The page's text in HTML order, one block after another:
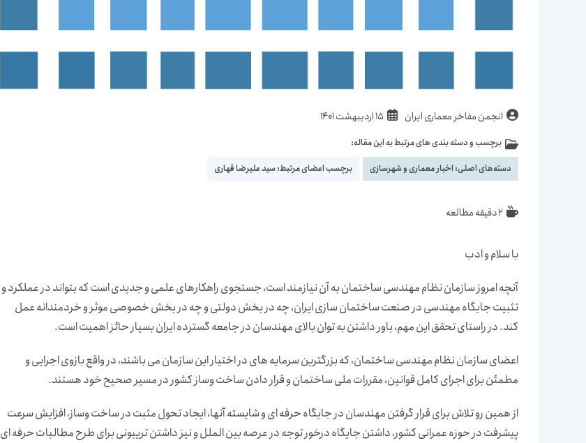
نویسندهٔانجمن مفاخر معماری ایران نوشته
شده
است:
15 اردیبهشت 1401
دسته‌
نوشته:
برچسب و دسته بندی های مرتبط به این مقاله:
دسته‌های اصلی: اخبار معماری و شهرسازی برچسب اعضای مرتبط:سید علیرضا قهاری
زمان2 دقیقه مطالعه
با سلام و ادب
آنچه امروز سازمان نظام مهندسی ساختمان به آن نیازمند است، جستجوی راهکارهای علمی و جدیدی است که بتواند در عملکرد و
تثبیت جایگاه مهندسی در صنعت ساختمان سازی ایران، چه در بخش دولتی و چه در بخش خصوصی موثر و خردمندانه عمل
کند. در راستای تحقق این مهم، باور داشتن به توان بالای مهندسان در جامعه گسترده ایران بسیار حائز اهمیت است.
اعضای سازمان نظام مهندسی ساختمان، که بزرگترین سرمایه های در اختیار این سازمان می باشند، در واقع بازوی اجرایی و
مطمئن برای اجرای کامل قوانین، مقررات ملی ساختمان و قرار دادن ساخت وساز کشور در مسیر صحیح خود هستند.
از همین رو تلاش برای قرار گرفتن مهندسان در جایگاه حرفه ای و شایسته آنها، ایجاد تحول مثبت در ساخت وساز، افزایش سرعت
پیشرفت در حوزه عمرانی کشور، داشتن جایگاه درخور توجه در عرصه بین الملل و نیز داشتن تریبونی برای طرح مطالبات حرفه ای